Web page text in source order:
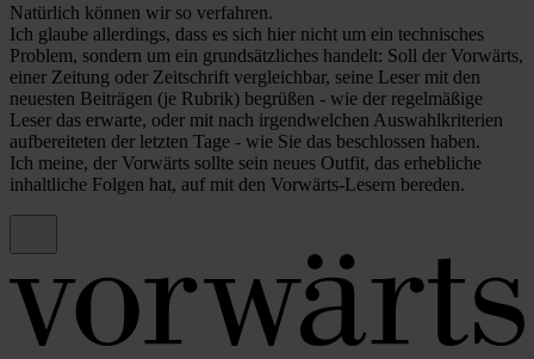
Natürlich können wir so verfahren.
Ich glaube allerdings, dass es sich hier nicht um ein technisches
Problem, sondern um ein grundsätzliches handelt: Soll der Vorwärts,
einer Zeitung oder Zeitschrift vergleichbar, seine Leser mit den
neuesten Beiträgen (je Rubrik) begrüßen - wie der regelmäßige
Leser das erwarte, oder mit nach irgendwelchen Auswahlkriterien
aufbereiteten der letzten Tage - wie Sie das beschlossen haben.
Ich meine, der Vorwärts sollte sein neues Outfit, das erhebliche
inhaltliche Folgen hat, auf mit den Vorwärts-Lesern bereden.